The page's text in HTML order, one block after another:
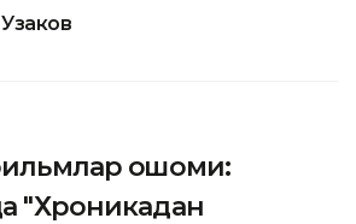
оқшоми:
"Хроникадан